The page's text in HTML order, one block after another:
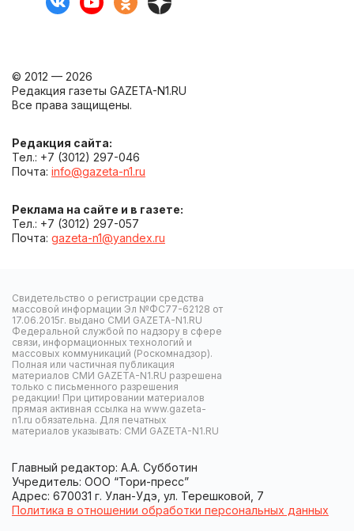
© 2012 — 2026
Редакция газеты GAZETA-N1.RU
Все права защищены.
Редакция сайта:
Тел.: +7 (3012) 297-046
Почта: info@gazeta-n1.ru
Реклама на сайте и в газете:
Тел.: +7 (3012) 297-057
Почта: gazeta-n1@yandex.ru
Свидетельство о регистрации средства
массовой информации Эл №ФС77-62128 от
17.06.2015г. выдано СМИ GAZETA-N1.RU
Федеральной службой по надзору в сфере
связи, информационных технологий и
массовых коммуникаций (Роскомнадзор).
Полная или частичная публикация
материалов СМИ GAZETA-N1.RU разрешена
только с письменного разрешения
редакции! При цитировании материалов
прямая активная ссылка на www.gazeta-
n1.ru обязательна. Для печатных
материалов указывать: СМИ GAZETA-N1.RU
Главный редактор: А.А. Субботин
Учредитель: ООО “Тори-пресс”
Адрес: 670031 г. Улан-Удэ, ул. Терешковой, 7
Политика в отношении обработки персональных данных